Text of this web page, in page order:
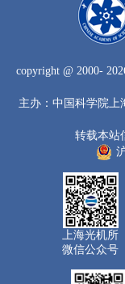
copyright @ 2000-
主办：中国科学院上
转载本站
上海光机所
微信公众号